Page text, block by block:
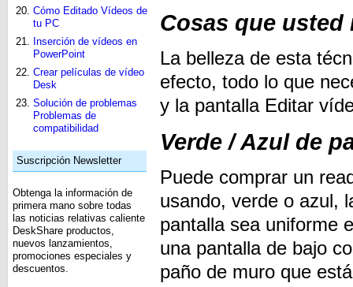
Cómo Editado Vídeos de
tu PC
Inserción de vídeos en
PowerPoint
Crear películas de vídeo
Desk
Solución de problemas
Problemas de
compatibilidad
Suscripción Newsletter
Obtenga la información de
primera mano sobre todas
las noticias relativas caliente
DeskShare productos,
nuevos lanzamientos,
promociones especiales y
descuentos.
Cosas que usted
La belleza de esta
efecto, todo lo que
y la pantalla Editar
Verde / Azul de
Puede comprar un
usando, verde o azul,
pantalla sea uniforme
una pantalla de bajo
paño de muro que